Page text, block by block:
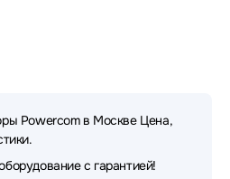
Powercom в Москве Цена,
с гарантией!